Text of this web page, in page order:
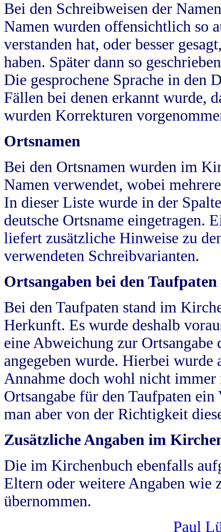
Bei den Schreibweisen der
Namen wurden offensichtlich so
verstanden hat, oder besser
haben. Später dann so
Die gesprochene Sprache in
Fällen bei denen erkannt wurde,
wurden Korrekturen
Ortsnamen
Bei den Ortsnamen wurden im
Namen verwendet, wobei
In dieser Liste wurde in der
deutsche Ortsname eingetragen.
liefert zusätzliche Hinweise zu
verwendeten Schreibvarianten.
Ortsangaben bei den Taufpaten
Bei den Taufpaten stand im
Herkunft. Es wurde deshalb
eine Abweichung zur
angegeben wurde. Hierbei wurde
Annahme doch wohl nicht
Ortsangabe für den Taufpaten
man aber von der Richtigkeit
Zusätzliche Angaben im
Die im Kirchenbuch ebenfalls
Eltern oder weitere Angaben wie
übernommen.
Paul